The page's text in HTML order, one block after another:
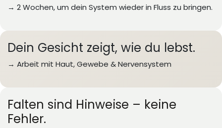
→ 2 Wochen, um dein System wieder in Fluss zu bringen.
Dein Gesicht zeigt, wie du lebst.
→ Arbeit mit Haut, Gewebe & Nervensystem
Falten sind Hinweise – keine
Fehler.